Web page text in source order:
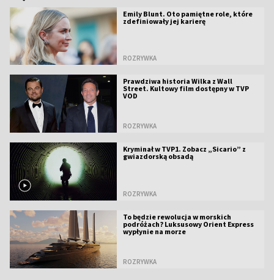
Emily Blunt. Oto pamiętne role, które
zdefiniowały jej karierę
ROZRYWKA
Prawdziwa historia Wilka z Wall
Street. Kultowy film dostępny w TVP
VOD
ROZRYWKA
Kryminał w TVP1. Zobacz „Sicario” z
gwiazdorską obsadą
ROZRYWKA
To będzie rewolucja w morskich
podróżach? Luksusowy Orient Express
wypłynie na morze
ROZRYWKA